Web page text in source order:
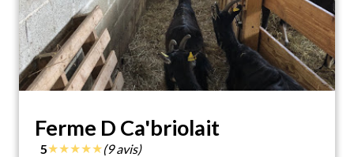
Ferme D Ca'briolait
5★★★★★(9 avis)